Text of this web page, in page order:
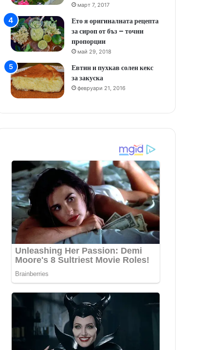
март 7, 2017
Ето я оригиналната рецепта
за сироп от бъз – точни
пропорции
май 29, 2018
Евтин и пухкав солен кекс
за закуска
февруари 21, 2016